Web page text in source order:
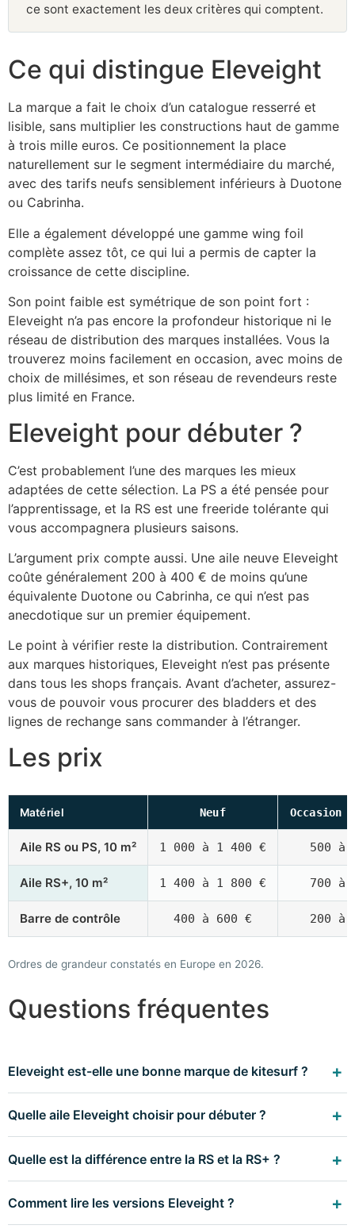
ce sont exactement les deux critères qui comptent.
Ce qui distingue Eleveight
La marque a fait le choix d’un catalogue resserré et
lisible, sans multiplier les constructions haut de gamme
à trois mille euros. Ce positionnement la place
naturellement sur le segment intermédiaire du marché,
avec des tarifs neufs sensiblement inférieurs à Duotone
ou Cabrinha.
Elle a également développé une gamme wing foil
complète assez tôt, ce qui lui a permis de capter la
croissance de cette discipline.
Son point faible est symétrique de son point fort :
Eleveight n’a pas encore la profondeur historique ni le
réseau de distribution des marques installées. Vous la
trouverez moins facilement en occasion, avec moins de
choix de millésimes, et son réseau de revendeurs reste
plus limité en France.
Eleveight pour débuter ?
C’est probablement l’une des marques les mieux
adaptées de cette sélection. La PS a été pensée pour
l’apprentissage, et la RS est une freeride tolérante qui
vous accompagnera plusieurs saisons.
L’argument prix compte aussi. Une aile neuve Eleveight
coûte généralement 200 à 400 € de moins qu’une
équivalente Duotone ou Cabrinha, ce qui n’est pas
anecdotique sur un premier équipement.
Le point à vérifier reste la distribution. Contrairement
aux marques historiques, Eleveight n’est pas présente
dans tous les shops français. Avant d’acheter, assurez-
vous de pouvoir vous procurer des bladders et des
lignes de rechange sans commander à l’étranger.
Les prix
Matériel Neuf Occasion
Aile RS ou PS, 10 m² 1 000 à 1 400 € 500 à
Aile RS+, 10 m² 1 400 à 1 800 € 700 à
Barre de contrôle 400 à 600 € 200 à
Ordres de grandeur constatés en Europe en 2026.
Questions fréquentes
Eleveight est-elle une bonne marque de kitesurf ?
Quelle aile Eleveight choisir pour débuter ?
Quelle est la différence entre la RS et la RS+ ?
Comment lire les versions Eleveight ?